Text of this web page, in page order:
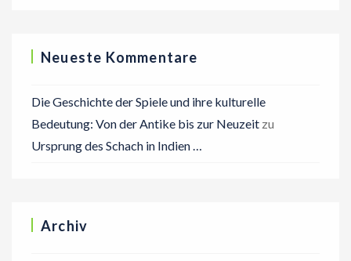
Neueste Kommentare
Die Geschichte der Spiele und ihre kulturelle
Bedeutung: Von der Antike bis zur Neuzeit zu
Ursprung des Schach in Indien …
Archiv